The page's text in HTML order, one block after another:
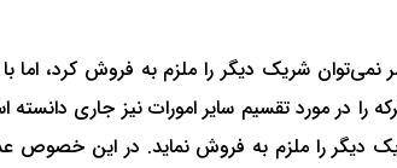
امور حسبی که مقررات راجع به تقسیم ترکه را در مورد تقسیم سایر
را ملزم به فروش نماید. در این خصوص عده